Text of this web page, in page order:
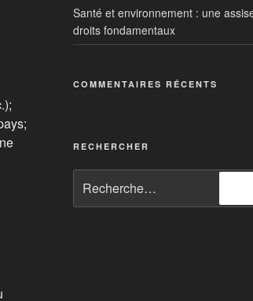
Santé et environnement : une
droits fondamentaux
COMMENTAIRES RÉCENTS
RECHERCHER